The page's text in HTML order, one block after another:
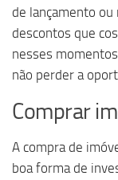
de lançamento
descontos que
nesses
não perder a
Comprar
A compra de
boa forma de